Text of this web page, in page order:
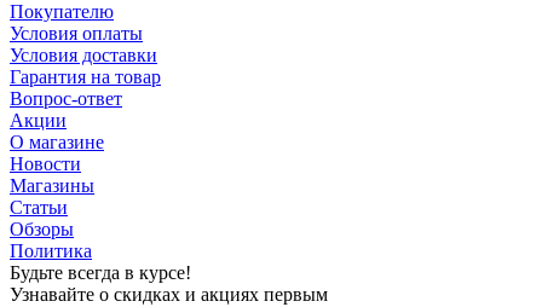
Покупателю
Условия оплаты
Условия доставки
Гарантия на товар
Вопрос-ответ
Акции
О магазине
Новости
Магазины
Статьи
Обзоры
Политика
Будьте всегда в курсе!
Узнавайте о скидках и акциях первым